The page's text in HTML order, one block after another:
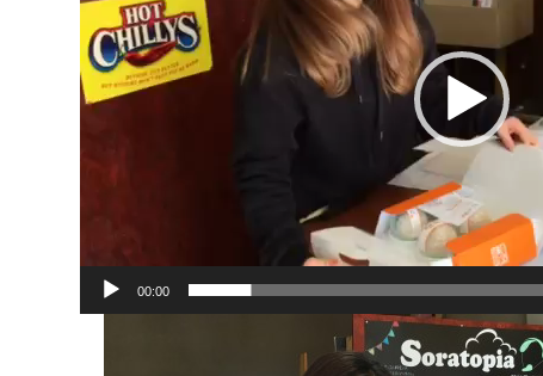
ー
ヤ
ー
00:00